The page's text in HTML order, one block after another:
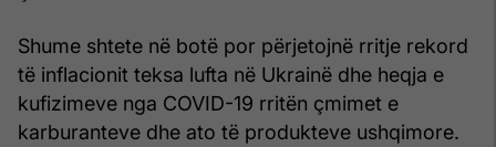
Shume shtete në botë por përjetojnë rritje rekord
të inflacionit teksa lufta në Ukrainë dhe heqja e
kufizimeve nga COVID-19 rritën çmimet e
karburanteve dhe ato të produkteve ushqimore.